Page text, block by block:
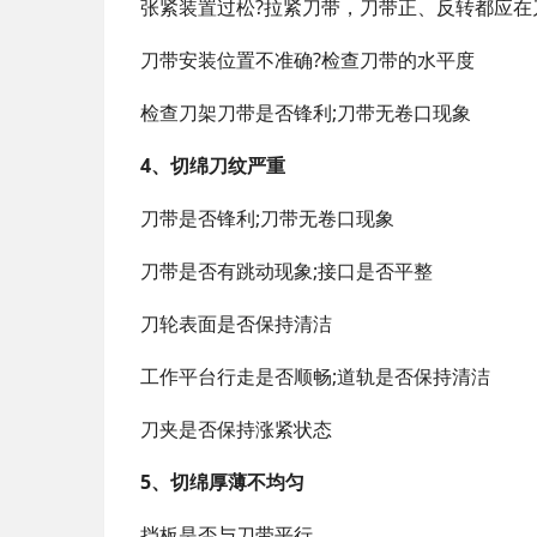
张紧装置过松?拉紧刀带，刀带正、反转都应
刀带安装位置不准确?检查刀带的水平度
检查刀架刀带是否锋利;刀带无卷口现象
4、切绵刀纹严重
刀带是否锋利;刀带无卷口现象
刀带是否有跳动现象;接口是否平整
刀轮表面是否保持清洁
工作平台行走是否顺畅;道轨是否保持清洁
刀夹是否保持涨紧状态
5、切绵厚薄不均匀